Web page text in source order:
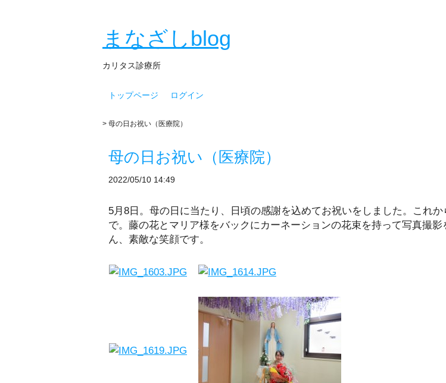
まなざしblog
カリタス診療所
トップページ ログイン
> 母の日お祝い（医療院）
母の日お祝い（医療院）
2022/05/10 14:49
5月8日。母の日に当たり、日頃の感謝を込めてお祝いをしました。これ
で。藤の花とマリア様をバックにカーネーションの花束を持って写真撮影
ん、素敵な笑顔です。